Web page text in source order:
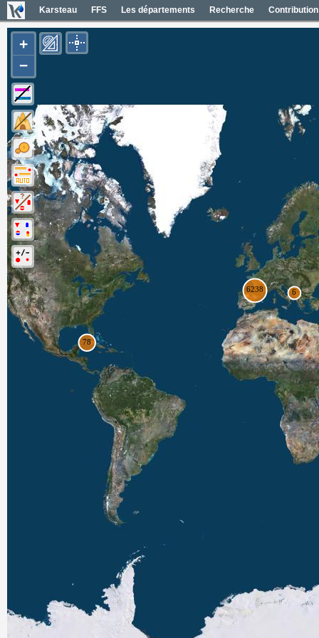
Karsteau FFS Les départements Recherche Contribution
+
−
Carte Géol 1/50000 France
Cartes IGN France
Photos aériennes France
Mapas geol 1/50000 España
Mapas IGN España
Fotos aéreas España
Photos aériennes ESRI
Carte OpenTopoMap